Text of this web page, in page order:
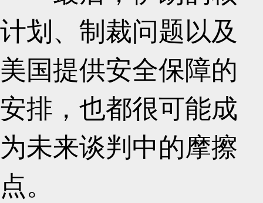
计划、制裁问题以及
美国提供安全保障的
安排，也都很可能成
为未来谈判中的摩擦
点。